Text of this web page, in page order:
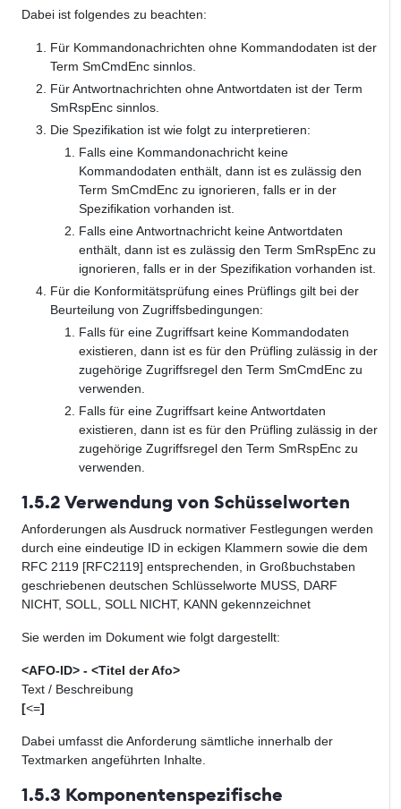
Dabei ist folgendes zu beachten:
Für Kommandonachrichten ohne Kommandodaten ist der
Term SmCmdEnc sinnlos.
Für Antwortnachrichten ohne Antwortdaten ist der Term
SmRspEnc sinnlos.
Die Spezifikation ist wie folgt zu interpretieren:
Falls eine Kommandonachricht keine
Kommandodaten enthält, dann ist es zulässig den
Term SmCmdEnc zu ignorieren, falls er in der
Spezifikation vorhanden ist.
Falls eine Antwortnachricht keine Antwortdaten
enthält, dann ist es zulässig den Term SmRspEnc zu
ignorieren, falls er in der Spezifikation vorhanden ist.
Für die Konformitätsprüfung eines Prüflings gilt bei der
Beurteilung von Zugriffsbedingungen:
Falls für eine Zugriffsart keine Kommandodaten
existieren, dann ist es für den Prüfling zulässig in der
zugehörige Zugriffsregel den Term SmCmdEnc zu
verwenden.
Falls für eine Zugriffsart keine Antwortdaten
existieren, dann ist es für den Prüfling zulässig in der
zugehörige Zugriffsregel den Term SmRspEnc zu
verwenden.
1.5.2 Verwendung von Schüsselworten
Anforderungen als Ausdruck normativer Festlegungen werden
durch eine eindeutige ID in eckigen Klammern sowie die dem
RFC 2119 [RFC2119] entsprechenden, in Großbuchstaben
geschriebenen deutschen Schlüsselworte MUSS, DARF
NICHT, SOLL, SOLL NICHT, KANN gekennzeichnet
Sie werden im Dokument wie folgt dargestellt:
<AFO-ID> - <Titel der Afo>
Text / Beschreibung
[<=]
Dabei umfasst die Anforderung sämtliche innerhalb der
Textmarken angeführten Inhalte.
1.5.3 Komponentenspezifische